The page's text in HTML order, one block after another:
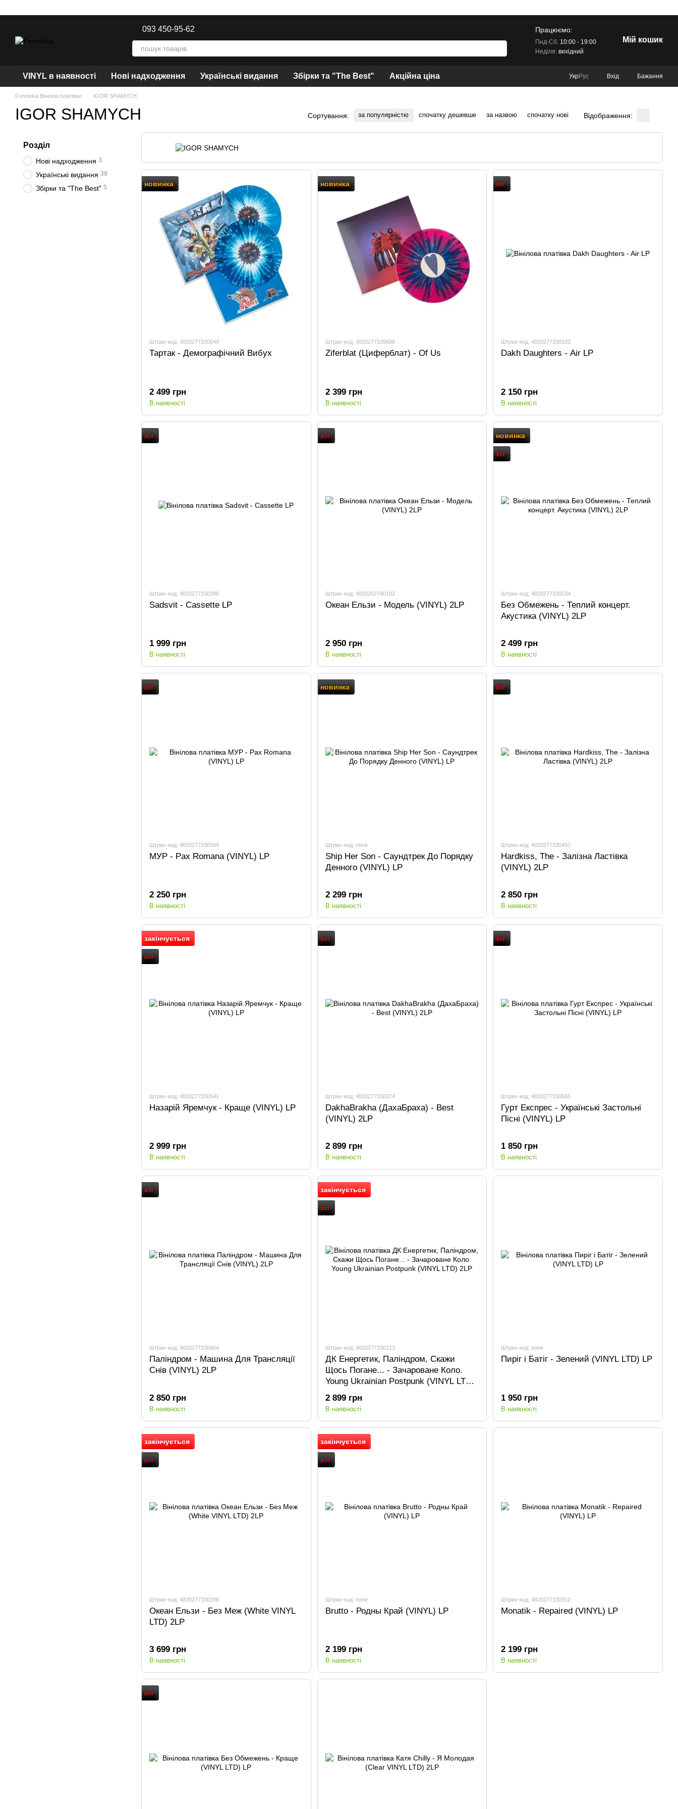
093 450-95-62 Працюємо:
Пнд-Сб:10:00 - 19:00
Неділя:вихідний
Мій кошик
VINYL в наявності Нові надходження Українські видання Збірки та "The Best" Акційна ціна УкрРус Вхід Бажання
Fonoteka Вінілові платівки IGOR SHAMYCH
IGOR SHAMYCH Сортування: за популярністю спочатку дешевше за назвою спочатку нові Відображення:
новинка
Штрих-код: 4820277330640
Тартак - Демографічний Вибух
2 499 грн
В наявності
новинка
Штрих-код: 4820277330688
Ziferblat (Циферблат) - Of Us
2 399 грн
В наявності
хіт
Штрих-код: 4820277330183
Dakh Daughters - Air LP
2 150 грн
В наявності
хіт
Штрих-код: 4820277330398
Sadsvit - Cassette LP
1 999 грн
В наявності
хіт
Штрих-код: 4820262740102
Океан Ельзи - Модель (VINYL) 2LP
2 950 грн
В наявності
новинка
хіт
Штрих-код: 4820277330534
Без Обмежень - Теплий концерт.
Акустика (VINYL) 2LP
2 499 грн
В наявності
хіт
Штрих-код: 4820277330589
МУР - Pax Romana (VINYL) LP
2 250 грн
В наявності
новинка
Штрих-код: none
Ship Her Son - Саундтрек До Порядку
Денного (VINYL) LP
2 299 грн
В наявності
хіт
Штрих-код: 4820277330497
Hardkiss, The - Залізна Ластівка
(VINYL) 2LP
2 850 грн
В наявності
закінчується
хіт
Штрих-код: 4820277330541
Назарій Яремчук - Краще (VINYL) LP
2 999 грн
В наявності
хіт
Штрих-код: 4820277330374
DakhaBrakha (ДахаБраха) - Best
(VINYL) 2LP
2 899 грн
В наявності
хіт
Штрих-код: 4820277330565
Гурт Експрес - Українські Застольні
Пісні (VINYL) LP
1 850 грн
В наявності
хіт
Штрих-код: 4820277330664
Паліндром - Машина Для Трансляції
Снів (VINYL) 2LP
2 850 грн
В наявності
закінчується
хіт
Штрих-код: 4820277330213
ДК Енергетик, Паліндром, Скажи
Щось Погане... - Зачароване Коло.
Young Ukrainian Postpunk (VINYL LTD)
2LP
2 899 грн
В наявності
Штрих-код: none
Пиріг і Батіг - Зелений (VINYL LTD) LP
1 950 грн
В наявності
закінчується
хіт
Штрих-код: 4820277330206
Океан Ельзи - Без Меж (White VINYL
LTD) 2LP
3 699 грн
В наявності
закінчується
хіт
Штрих-код: none
Brutto - Родны Край (VINYL) LP
2 199 грн
В наявності
Штрих-код: 4820277330312
Monatik - Repaired (VINYL) LP
2 199 грн
В наявності
хіт
Розділ
Нові надходження 3
Українські видання 39
Збірки та "The Best" 5